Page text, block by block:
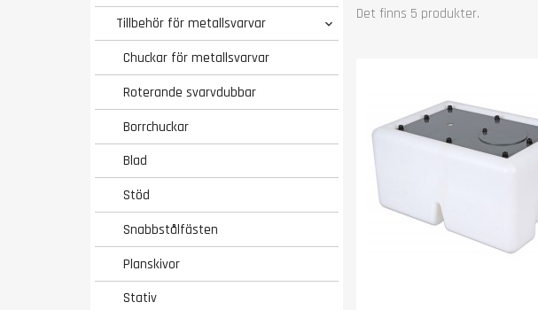
Tillbehör för metallsvarvar 
Chuckar för metallsvarvar
Roterande svarvdubbar
Borrchuckar
Blad
Stöd
Snabbstålfästen
Planskivor
Stativ
Det finns 5 produkter.